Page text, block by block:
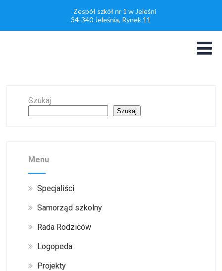
Zespół szkół nr 1 w Jeleśni
34-340 Jeleśnia, Rynek 11
Szukaj
Szukaj
Menu
Specjaliści
Samorząd szkolny
Rada Rodziców
Logopeda
Projekty